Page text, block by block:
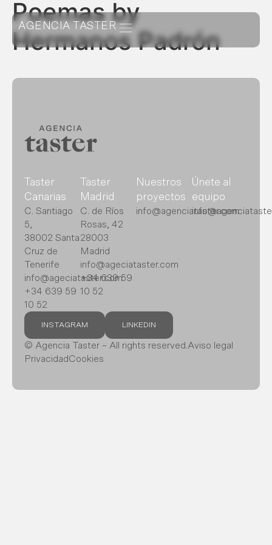
AGENCIA TASTER
Poemas by
Hermanos Padrón
Taster
Canarias
C. Santiago
5,
38002 Santa
Cruz de
Tenerife
info@ageciataster.com
+34 639 59
10 52
Taster
Madrid
C. de Ríos
Rosas, 42
28003
Madrid
info@ageciataster.com
+34 639 59
10 52
Nuestros
proyectos
info@agenciataster.com
Únete al
equipo
INSTAGRAM LINKEDIN
© Agencia Taster – All rights reserved. Aviso legal
PrivacidadCookies